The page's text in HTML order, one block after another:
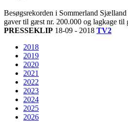
Besøgsrekorden i Sommerland
gaver til gæst nr. 200.000 og lagkage til
PRESSEKLIP 18-09 - 2018 TV2
2018
2019
2020
2021
2022
2023
2024
2025
2026